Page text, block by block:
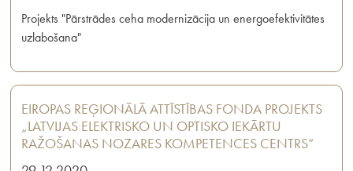
Projekts "Pārstrādes ceha modernizācija un energoefektivitātes
uzlabošana"
EIROPAS REĢIONĀLĀ ATTĪSTĪBAS FONDA PROJEKTS
„LATVIJAS ELEKTRISKO UN OPTISKO IEKĀRTU
RAŽOŠANAS NOZARES KOMPETENCES CENTRS”